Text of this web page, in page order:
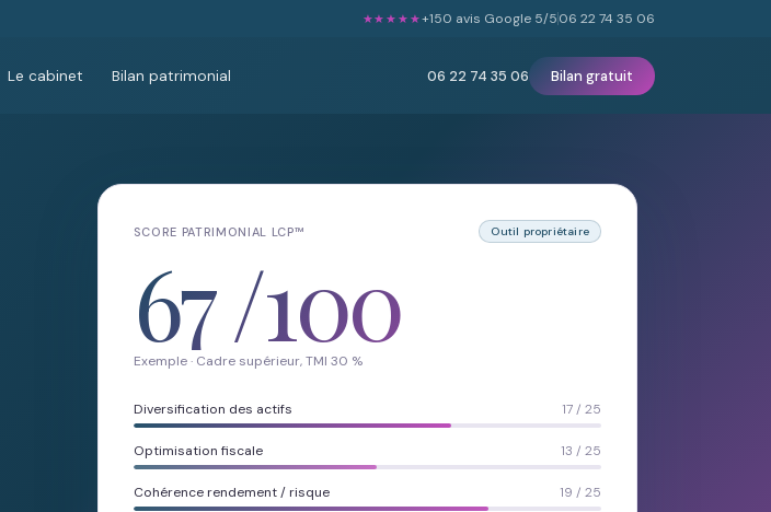
★★★★★+150 avis Google 5/506 22 74 35 06
Le cabinet Bilan patrimonial 06 22 74 35 06 Bilan gratuit
SCORE PATRIMONIAL LCP™ Outil propriétaire
67/100
Exemple · Cadre supérieur, TMI 30 %
Diversification des actifs 17 / 25
Optimisation fiscale 13 / 25
Cohérence rendement / risque 19 / 25